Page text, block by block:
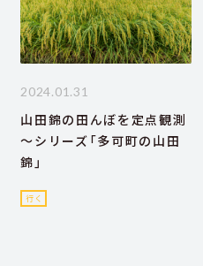
2024.01.31
山田錦の田んぼを定点観測
～シリーズ「多可町の山田
錦」
行く